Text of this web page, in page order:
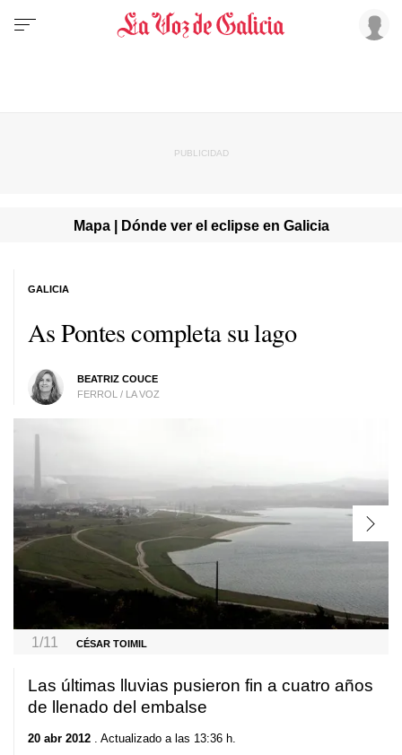
Mapa | Dónde ver el eclipse en Galicia
As Pontes completa su lago
BEATRIZ COUCE
FERROL / LA VOZ
GALICIA
1/11 CÉSAR TOIMIL
Las últimas lluvias pusieron fin a cuatro años
de llenado del embalse
20 abr 2012 . Actualizado a las 13:36 h.